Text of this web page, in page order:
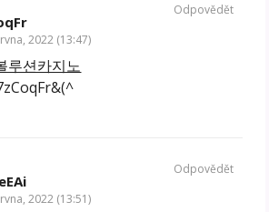
2022 (13:47)
루션카지노
Odpovědět
2022 (13:51)
Odpovědět